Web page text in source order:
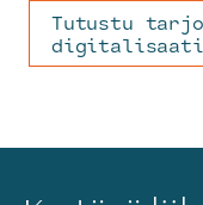
Tutustu